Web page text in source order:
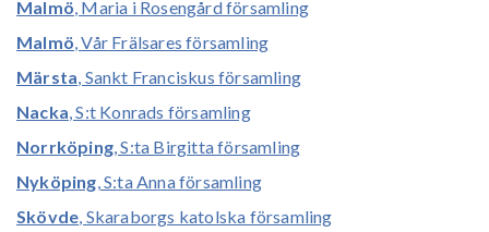
Malmö, Maria i Rosengård församling
Malmö, Vår Frälsares församling
Märsta, Sankt Franciskus församling
Nacka, S:t Konrads församling
Norrköping, S:ta Birgitta församling
Nyköping, S:ta Anna församling
Skövde, Skaraborgs katolska församling